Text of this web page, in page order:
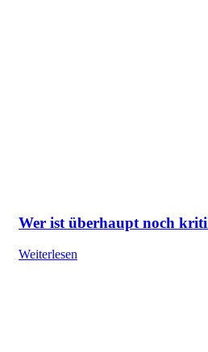
Wer ist überhaupt noch
Weiterlesen